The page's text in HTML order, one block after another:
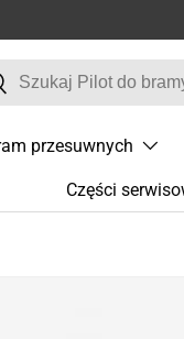
przesuwnych
Części